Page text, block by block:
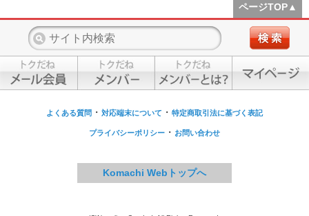
ページTOP▲
よくある質問 ・ 対応端末について ・ 特定商取引法に基づく表記
プライバシーポリシー ・ お問い合わせ
Komachi Webトップへ